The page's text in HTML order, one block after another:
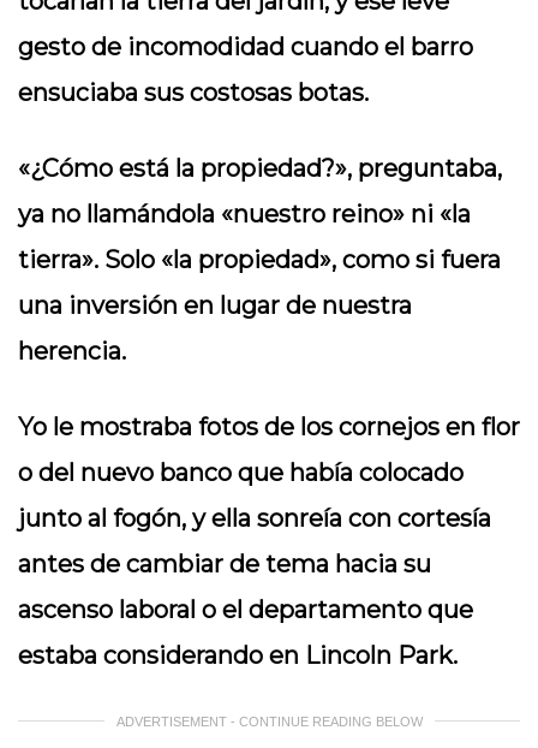
gesto de incomodidad cuando el barro
ensuciaba sus costosas botas.
«¿Cómo está la propiedad?», preguntaba,
ya no llamándola «nuestro reino» ni «la
tierra». Solo «la propiedad», como si fuera
una inversión en lugar de nuestra
herencia.
Yo le mostraba fotos de los cornejos en flor
o del nuevo banco que había colocado
junto al fogón, y ella sonreía con cortesía
antes de cambiar de tema hacia su
ascenso laboral o el departamento que
estaba considerando en Lincoln Park.
ADVERTISEMENT - CONTINUE READING BELOW